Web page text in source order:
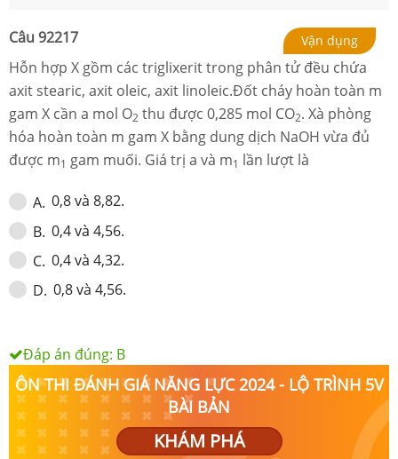
Câu 92217 Vận dụng
Hỗn hợp X gồm các triglixerit trong phân tử đều chứa
axit stearic, axit oleic, axit linoleic.Đốt cháy hoàn toàn m
gam X cần a mol O2 thu được 0,285 mol CO2. Xà phòng
hóa hoàn toàn m gam X bằng dung dịch NaOH vừa đủ
được m1 gam muối. Giá trị a và m1 lần lượt là
A. 0,8 và 8,82.
B. 0,4 và 4,56.
C. 0,4 và 4,32.
D. 0,8 và 4,56.
Đáp án đúng: B
ÔN THI ĐÁNH GIÁ NĂNG LỰC 2024 - LỘ TRÌNH 5V
BÀI BẢN
KHÁM PHÁ